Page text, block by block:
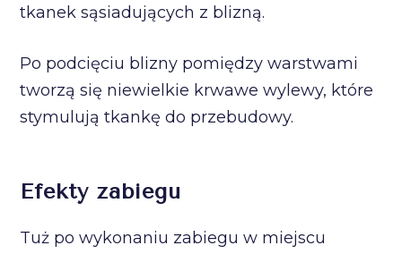
tkanek sąsiadujących z blizną.
Po podcięciu blizny pomiędzy warstwami
tworzą się niewielkie krwawe wylewy, które
stymulują tkankę do przebudowy.
Efekty zabiegu
Tuż po wykonaniu zabiegu w miejscu